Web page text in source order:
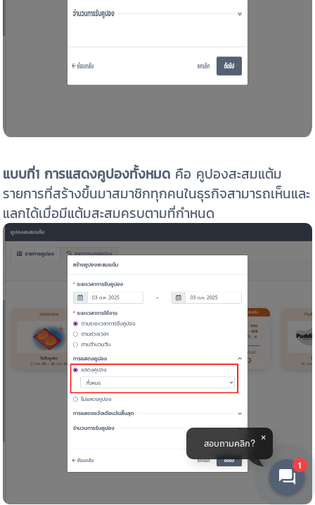
แบบที่1 การแสดงคูปองทั้งหมด คือ คูปองสะสมแต้ม
รายการที่สร้างขึ้นมาสมาชิกทุกคนในธุรกิจสามารถเห็นและ
แลกได้เมื่อมีแต้มสะสมครบตามที่กำหนด
1
สอบถามคลิก?